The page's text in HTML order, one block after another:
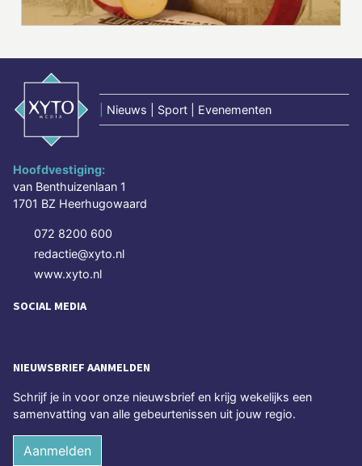
Nieuws | Sport | Evenementen
Hoofdvestiging:
van Benthuizenlaan 1
1701 BZ Heerhugowaard
072 8200 600
redactie@xyto.nl
www.xyto.nl
SOCIAL MEDIA
NIEUWSBRIEF AANMELDEN
Schrijf je in voor onze nieuwsbrief en krijg wekelijks een
samenvatting van alle gebeurtenissen uit jouw regio.
Aanmelden